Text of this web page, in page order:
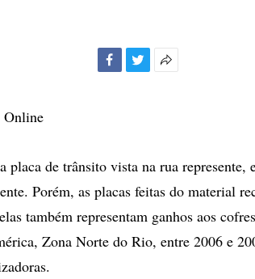
Online
placa de trânsito vista na rua represente,
Porém, as placas feitas do material
também representam ganhos aos
Zona Norte do Rio, entre 2006 e